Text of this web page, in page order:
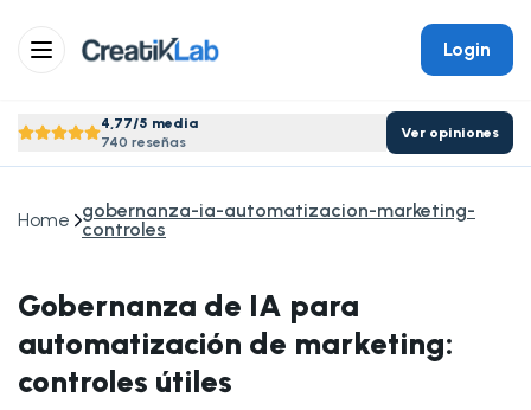
Login
4,77/5 media
740 reseñas
Ver opiniones
Home
gobernanza-ia-automatizacion-marketing-
controles
Gobernanza de IA para
automatización de marketing:
controles útiles